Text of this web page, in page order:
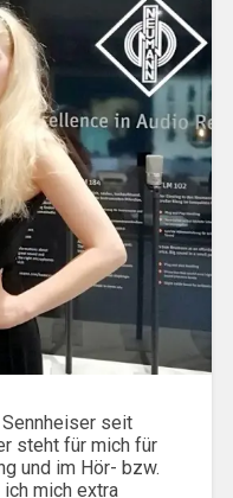
seit
steht für mich für
und im Hör- bzw.
mich extra